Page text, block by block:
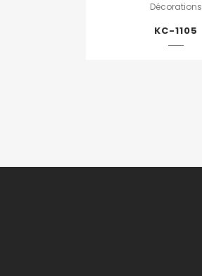
Décorations
KC-1105